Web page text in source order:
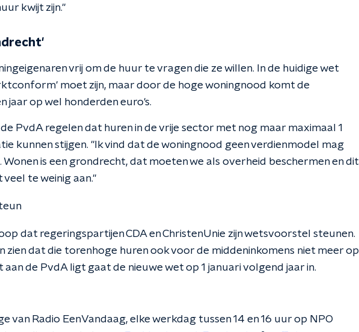
kwijt zijn."
vrij om de huur te vragen die ze willen. In de huidige wet
moet zijn, maar door de hoge woningnood komt de
jaar op wel honderden euro's.
PvdA regelen dat huren in de vrije sector met nog maar maximaal 1
kunnen stijgen. "Ik vind dat de woningnood geen verdienmodel mag
is een grondrecht, dat moeten we als overheid beschermen en dit
te weinig aan."
dat regeringspartijen CDA en ChristenUnie zijn wetsvoorstel steunen.
zien dat die torenhoge huren ook voor de middeninkomens niet meer op
aan de PvdA ligt gaat de nieuwe wet op 1 januari volgend jaar in.
van Radio EenVandaag, elke werkdag tussen 14 en 16 uur op NPO